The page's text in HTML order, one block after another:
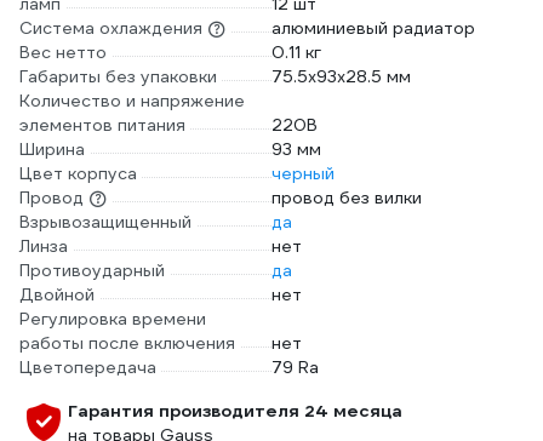
Система охлаждения
алюминиевый радиатор
Вес нетто
0.11 кг
Габариты без упаковки
75.5х93х28.5 мм
Количество и напряжение
элементов питания
220В
Ширина
93 мм
Цвет корпуса
черный
Провод
провод без вилки
Взрывозащищенный
да
Линза
нет
Противоударный
да
Двойной
нет
Регулировка времени
работы после включения
нет
Цветопередача
79 Ra
Гарантия производителя 24 месяца
на товары Gauss